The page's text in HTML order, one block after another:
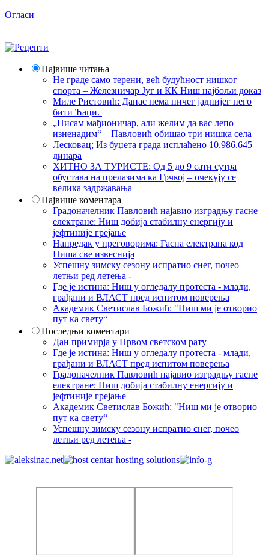
Огласи
Највише читања
Не граде само терени, већ будућност нишког
спорта – Железничар Југ и КК Ниш најбољи доказ
Миле Ристовић: Данас нема ничег јаднијег него
бити Ћаци.
„Нисам мађионичар, али желим да вас лепо
изненадим“ – Павловић обишао три нишка села
Лесковац; Из буџета града исплаћено 10.986.645
динара
ХИТНО ЗА ТУРИСТЕ: Од 5 до 9 сати сутра
обустава на прелазима ка Грчкој – очекују се
велика задржавања
Највише коментара
Градоначелник Павловић најавио изградњу гасне
електране: Ниш добија стабилну енергију и
јефтиније грејање
Напредак у преговорима: Гасна електрана код
Ниша све извеснија
Успешну зимску сезону испратио снег, почео
летњи ред летења -
Где је истина: Ниш у огледалу протеста - млади,
грађани и ВЛАСТ пред испитом поверења
Академик Светислав Божић: "Ниш ми је отворио
пут ка свету“
Последњи коментари
Дан примирја у Првом светском рату
Где је истина: Ниш у огледалу протеста - млади,
грађани и ВЛАСТ пред испитом поверења
Градоначелник Павловић најавио изградњу гасне
електране: Ниш добија стабилну енергију и
јефтиније грејање
Академик Светислав Божић: "Ниш ми је отворио
пут ка свету“
Успешну зимску сезону испратио снег, почео
летњи ред летења -